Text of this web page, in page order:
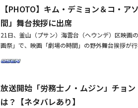
し出す演出が光る。また、M＆Aのプロフェッシ
とで、専門知識がなくても物語に入り込みやすい
だ。■リリース情報「交渉の技術」【配信情報】
題配信開始J:COM STREAMでは2026年3月5日（
サービスにてご確認ください。【レンタルDVD】
〇Vol.7～Vol.12 2026年5月8日（金）レンタル開
ビーデジタル 2.0ch ステレオ字幕:日本語字幕 / 音
ト】※役名：キャスト名ユン・ジュノ：イ・ジェ
スニョン：キム・デミョン「賢い医師生活」シリ
スの選出を前に、それぞれの夢のためにボスの座
カルアクション映画。・【PHOTO】チョ・ウジン
写会に出席・チョン・ギョンホ、恋人の少女時代
に挑戦
【PHOTO】キム・デミョン＆コ・
間」舞台挨拶に出席
21日、釜山（プサン）海雲台（ヘウンデ）区映画
画祭」で、映画「劇場の時間」の野外舞台挨拶が
れたアジア最大規模の由緒ある映画祭。今年は、
ンヒョクら出演の映画「ケナは韓国が嫌いで」本
放送開始「労務士ノ・ムジン」チョ
は？【ネタバレあり】